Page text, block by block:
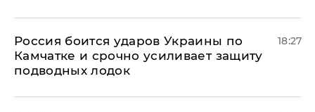
Россия боится ударов Украины по
Камчатке и срочно усиливает защиту
подводных лодок
18:27